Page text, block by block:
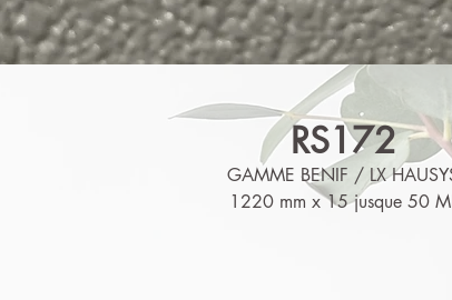
RS172
GAMME BENIF / LX
1220 mm x 15 jusque 50